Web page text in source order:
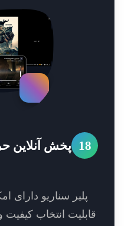
پخش آنلاین حرفه ای
پلیر سناریو دارای امکانات
انتخاب کیفیت و اپیزود ،